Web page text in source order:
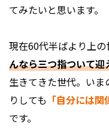
てみたいと思います。
現在60代半ばより上の
んなら三つ指ついて迎
生きてきた世代。い
りしても 「自分には
です。